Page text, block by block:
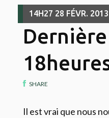
14H27 28 FÉVR. 2013
SHARE
Il est vrai que nous